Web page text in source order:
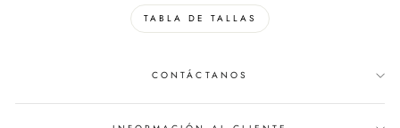
TABLA DE TALLAS
CONTÁCTANOS